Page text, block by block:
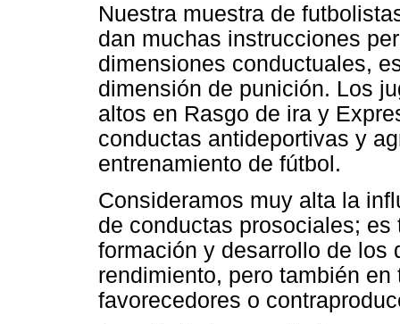
Nuestra muestra de
dan muchas instrucciones
dimensiones conductuales,
dimensión de punición. Los
altos en Rasgo de ira y
conductas antideportivas y
entrenamiento de fútbol.
Consideramos muy alta la
de conductas prosociales;
formación y desarrollo de los
rendimiento, pero también
favorecedores o